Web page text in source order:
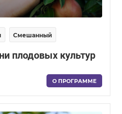
Смешанный
плодовых культур
О ПРОГРАММЕ